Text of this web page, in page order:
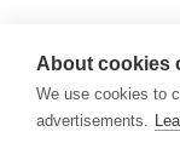
About cookies
We use cookies to
advertisements.